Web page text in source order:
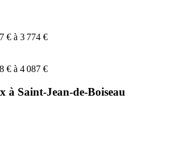
€ à 3 774 €
€ à 4 087 €
à Saint-Jean-de-Boiseau